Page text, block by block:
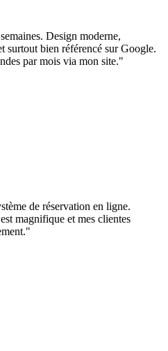
Design moderne,
surtout bien référencé sur Google.
par mois via mon site."
de réservation en ligne.
magnifique et mes clientes
"